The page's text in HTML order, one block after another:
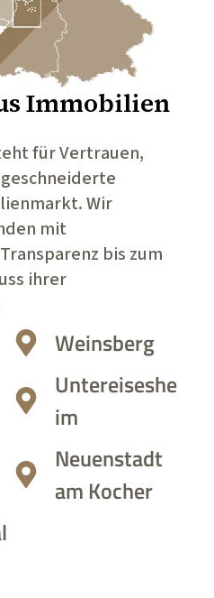
Immobilien
für Vertrauen,
Wir
mit
bis zum
ihrer
Weinsberg
Untereiseshe
im
Neuenstadt
am Kocher